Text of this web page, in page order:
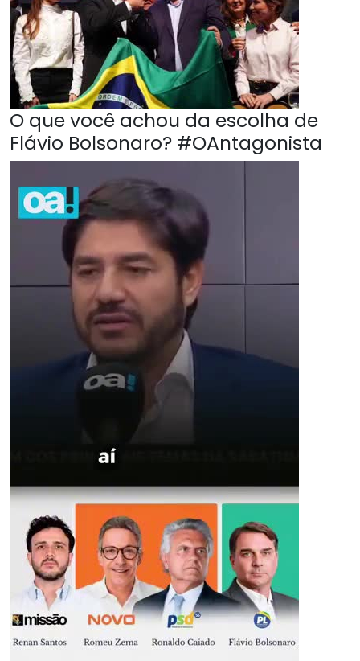
O que você achou da escolha de
Flávio Bolsonaro? #OAntagonista